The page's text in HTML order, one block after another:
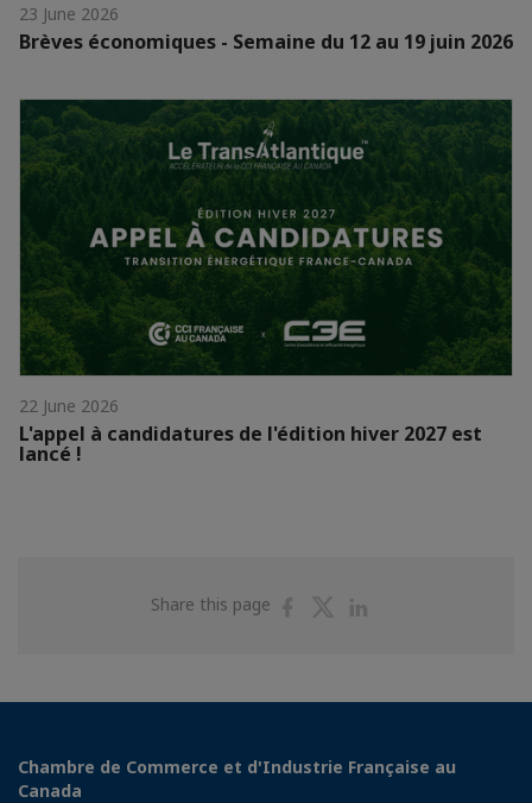
23 June 2026
Brèves économiques - Semaine du 12 au 19 juin 2026
22 June 2026
L'appel à candidatures de l'édition hiver 2027 est
lancé !
Share this page
ShareShare
Chambre de Commerce et d'Industrie Française au
Canada